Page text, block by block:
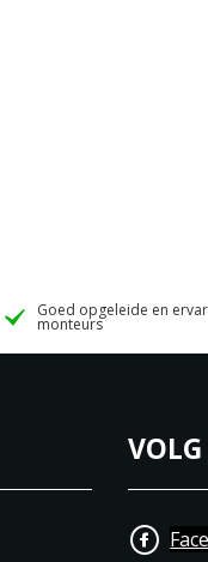
Goed opgeleide en
monteurs